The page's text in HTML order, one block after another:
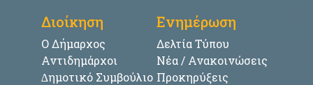
Διοίκηση
Ο Δήμαρχος
Αντιδημάρχοι
∆ημοτικό Συμβούλιο
Ενημέρωση
Δελτία Τύπου
Νέα / Ανακοινώσεις
Προκηρύξεις